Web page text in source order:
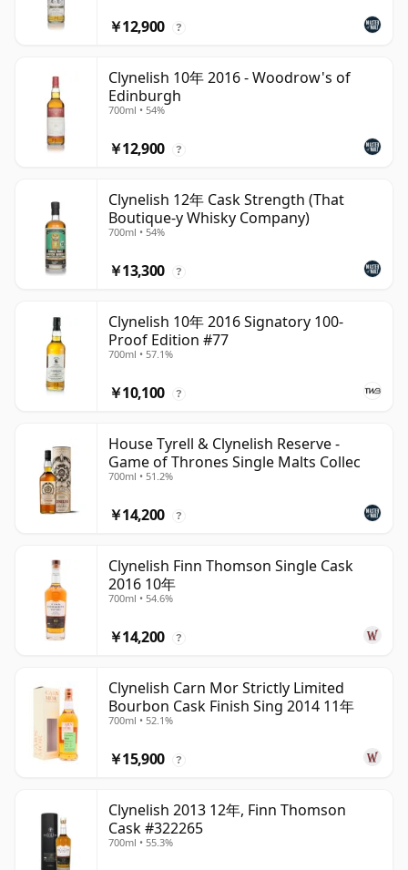
￥12,900 ?
Clynelish 10年 2016 - Woodrow's of
Edinburgh
700ml • 54%
￥12,900 ?
Clynelish 12年 Cask Strength (That
Boutique-y Whisky Company)
700ml • 54%
￥13,300 ?
Clynelish 10年 2016 Signatory 100-
Proof Edition #77
700ml • 57.1%
￥10,100 ?
House Tyrell & Clynelish Reserve -
Game of Thrones Single Malts Collec
700ml • 51.2%
￥14,200 ?
Clynelish Finn Thomson Single Cask
2016 10年
700ml • 54.6%
￥14,200 ?
Clynelish Carn Mor Strictly Limited
Bourbon Cask Finish Sing 2014 11年
700ml • 52.1%
￥15,900 ?
Clynelish 2013 12年, Finn Thomson
Cask #322265
700ml • 55.3%